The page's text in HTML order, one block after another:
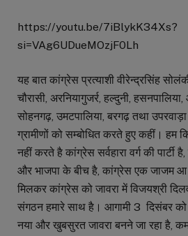
https://youtu.be/7iBlykK34Xs?
si=VAg6UDueMOzjF0Lh
यह बात कांग्रेस प्रत्याशी वीरेन्द्रसिंह
चौरासी, अरनियागुजर्र, हल्दुनी,
सोहनगढ़, उमटपालिया, बरगढ़ तथा
ग्रामीणों को सम्बोधित करते हुए कहीं। हम
नहीं करते है कांग्रेस सर्वहारा वर्ग की
और भाजपा के बीच है, कांग्रेस एक जाजम आ
मिलकर कांग्रेस को जावरा में विजयश्री
संगठन हमारे साथ है। आगामी 3 दिसंबर को
नया और खुबसुरत जावरा बनने जा रहा है,